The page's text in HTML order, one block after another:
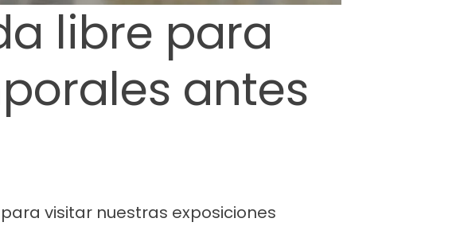
libre para
antes
visitar nuestras exposiciones